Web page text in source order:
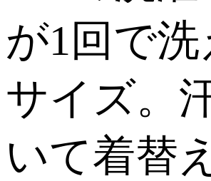
が1回で洗
サイズ。
いて着替